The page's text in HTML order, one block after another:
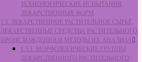
ТЕХНОЛОГИЧЕСКИЕ ИСПЫТАНИЯ
ЛЕКАРСТВЕННЫХ ФОРМ
1.5. ЛЕКАРСТВЕННОЕ РАСТИТЕЛЬНОЕ СЫРЬЁ,
ЛЕКАРСТВЕННЫЕ СРЕДСТВА РАСТИТЕЛЬНОГО
ПРОИСХОЖДЕНИЯ И МЕТОДЫ ИХ АНАЛИЗА
1.5.1. МОРФОЛОГИЧЕСКИЕ ГРУППЫ
ЛЕКАРСТВЕННОГО РАСТИТЕЛЬНОГО